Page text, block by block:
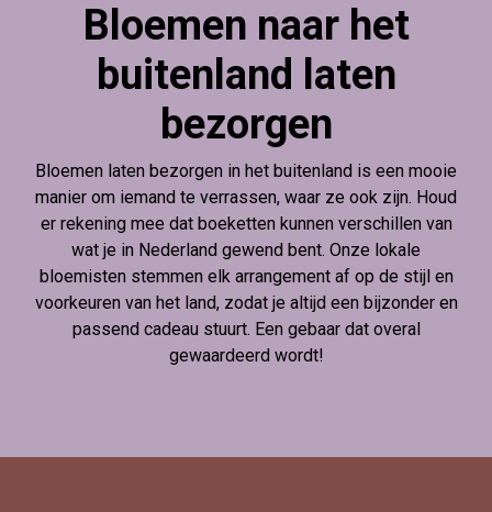
Bloemen naar het
buitenland laten
bezorgen
Bloemen laten bezorgen in het buitenland is een mooie
manier om iemand te verrassen, waar ze ook zijn. Houd
er rekening mee dat boeketten kunnen verschillen van
wat je in Nederland gewend bent. Onze lokale
bloemisten stemmen elk arrangement af op de stijl en
voorkeuren van het land, zodat je altijd een bijzonder en
passend cadeau stuurt. Een gebaar dat overal
gewaardeerd wordt!